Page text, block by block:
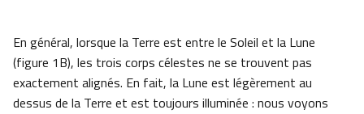
En général, lorsque la Terre est entre le Soleil et la Lune
(figure 1B), les trois corps célestes ne se trouvent pas
exactement alignés. En fait, la Lune est légèrement au
dessus de la Terre et est toujours illuminée : nous voyons